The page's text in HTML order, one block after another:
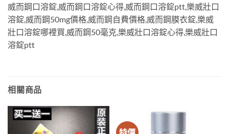
威而鋼口溶錠,威而鋼口溶錠心得,威而鋼口溶錠ptt,樂威壯口
溶錠,威而鋼50mg價格,威而鋼自費價格,威而鋼膜衣錠,樂威
壯口溶錠哪裡買,威而鋼50毫克,樂威壯口溶錠心得,樂威壯口
溶錠ptt
相關商品